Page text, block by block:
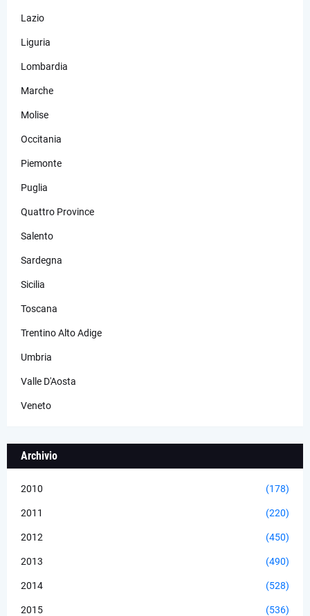
Lazio
Liguria
Lombardia
Marche
Molise
Occitania
Piemonte
Puglia
Quattro Province
Salento
Sardegna
Sicilia
Toscana
Trentino Alto Adige
Umbria
Valle D'Aosta
Veneto
Archivio
2010 (178)
2011 (220)
2012 (450)
2013 (490)
2014 (528)
2015 (536)